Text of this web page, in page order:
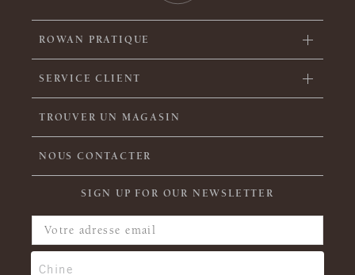
ROWAN PRATIQUE
SERVICE CLIENT
TROUVER UN MAGASIN
NOUS CONTACTER
SIGN UP FOR OUR NEWSLETTER